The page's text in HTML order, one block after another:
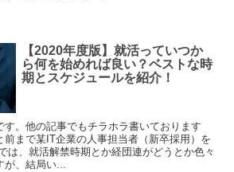
【2020年度版】就活っていつか
ら何を始めれば良い？ベストな時
期とスケジュールを紹介！
す。他の記事でもチラホラ書いております
前まで某IT企業の人事担当者（新卒採用）を
は、就活解禁時期とか経団連がどうとか色々
が、結局い...